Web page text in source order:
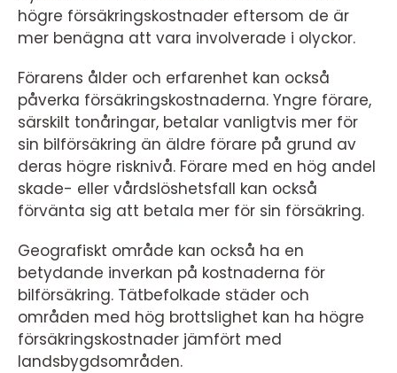
högre försäkringskostnader eftersom de är
mer benägna att vara involverade i olyckor.
Förarens ålder och erfarenhet kan också
påverka försäkringskostnaderna. Yngre förare,
särskilt tonåringar, betalar vanligtvis mer för
sin bilförsäkring än äldre förare på grund av
deras högre risknivå. Förare med en hög andel
skade- eller vårdslöshetsfall kan också
förvänta sig att betala mer för sin försäkring.
Geografiskt område kan också ha en
betydande inverkan på kostnaderna för
bilförsäkring. Tätbefolkade städer och
områden med hög brottslighet kan ha högre
försäkringskostnader jämfört med
landsbygdsområden.